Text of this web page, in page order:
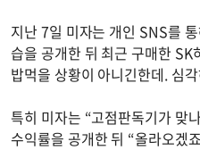
지난 7일 미자는 개인 SNS를
습을 공개한 뒤 최근 구매한
밥먹을 상황이 아니긴한데. 심
특히 미자는 “고점판독기가 맞
수익률을 공개한 뒤 “올라오겠